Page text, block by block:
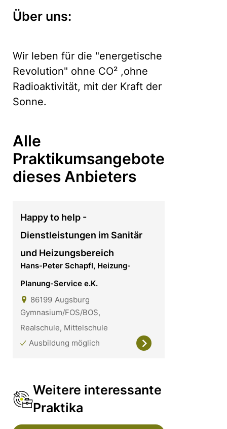
Über uns:
Wir leben für die "energetische
Revolution" ohne CO² ,ohne
Radioaktivität, mit der Kraft der
Sonne.
Alle
Praktikumsangebote
dieses Anbieters
Happy to help -
Dienstleistungen im Sanitär
und Heizungsbereich
Hans-Peter Schapfl, Heizung-
Planung-Service e.K.
86199 Augsburg
Gymnasium/FOS/BOS,
Realschule, Mittelschule
Ausbildung möglich
Weitere interessante
Praktika